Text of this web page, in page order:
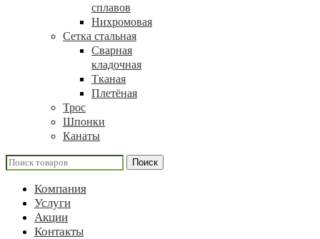
сплавов
Нихромовая
Сетка стальная
Сварная
кладочная
Тканая
Плетёная
Трос
Шпонки
Канаты
Поиск
Компания
Услуги
Акции
Контакты